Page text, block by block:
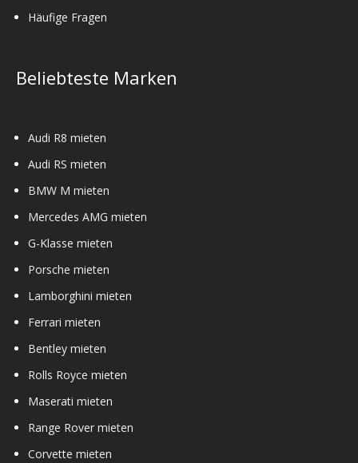
Häufige Fragen
Beliebteste Marken
Audi R8 mieten
Audi RS mieten
BMW M mieten
Mercedes AMG mieten
G-Klasse mieten
Porsche mieten
Lamborghini mieten
Ferrari mieten
Bentley mieten
Rolls Royce mieten
Maserati mieten
Range Rover mieten
Corvette mieten